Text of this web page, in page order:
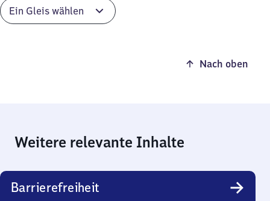
Nach oben
Weitere relevante Inhalte
Barrierefreiheit